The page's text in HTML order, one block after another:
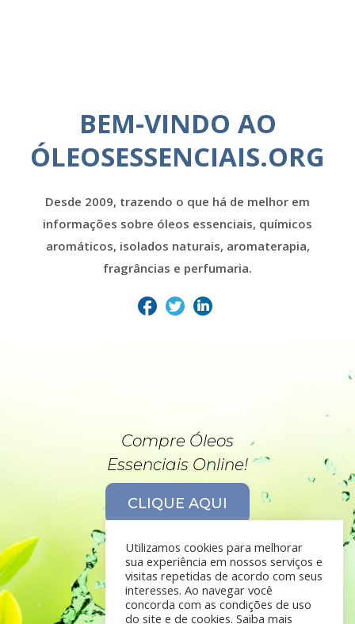
BEM-VINDO AO
ÓLEOSESSENCIAIS.ORG
Desde 2009, trazendo o que há de melhor em
informações sobre óleos essenciais, químicos
aromáticos, isolados naturais, aromaterapia,
fragrâncias e perfumaria.
Compre Óleos
Essenciais Online!
CLIQUE AQUI
Utilizamos cookies para melhorar
sua experiência em nossos serviços e
visitas repetidas de acordo com seus
interesses. Ao navegar você
concorda com as condições de uso
do site e de cookies. Saiba mais